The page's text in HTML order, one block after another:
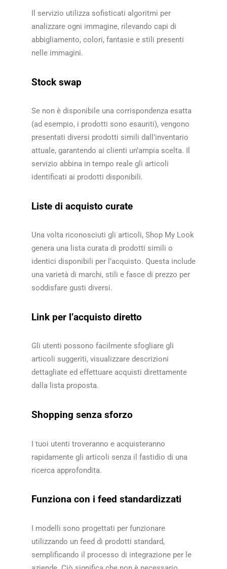
Il servizio utilizza sofisticati algoritmi per
analizzare ogni immagine, rilevando capi di
abbigliamento, colori, fantasie e stili presenti
nelle immagini.​​
Stock swap
Se non è disponibile una corrispondenza esatta
(ad esempio, i prodotti sono esauriti), vengono
presentati diversi prodotti simili dall’inventario
attuale, garantendo ai clienti un’ampia scelta. Il
servizio abbina in tempo reale gli articoli
identificati ai prodotti disponibili.​​
Liste di acquisto curate
Una volta riconosciuti gli articoli, Shop My Look
genera una lista curata di prodotti simili o
identici disponibili per l’acquisto. Questa include
una varietà di marchi, stili e fasce di prezzo per
soddisfare gusti diversi.​​
Link per l’acquisto diretto
Gli utenti possono facilmente sfogliare gli
articoli suggeriti, visualizzare descrizioni
dettagliate ed effettuare acquisti direttamente
dalla lista proposta.​​
Shopping senza sforzo
I tuoi utenti troveranno e acquisteranno
rapidamente gli articoli senza il fastidio di una
ricerca approfondita.​​
Funziona con i feed standardizzati
I modelli sono progettati per funzionare
utilizzando un feed di prodotti standard,
semplificando il processo di integrazione per le